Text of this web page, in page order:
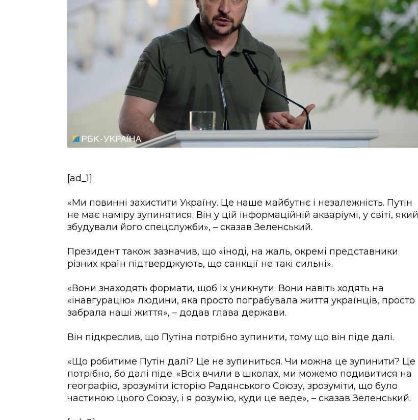
[ad_1]
«Ми повинні захистити Україну. Це наше майбутнє і незалежність. Путін
не має наміру зупинятися. Він у цій інформаційній акваріумі, у світі, який
збудували його спецслужби», – сказав Зеленський.
Президент також зазначив, що «іноді, на жаль, окремі представники
різних країн підтверджують, що санкції не такі сильні».
«Вони знаходять формати, щоб їх уникнути. Вони навіть ходять на
«інавгурацію» людини, яка просто пограбувала життя українців, просто
забрала наші життя», – додав глава держави.
Він підкреслив, що Путіна потрібно зупинити, тому що він піде далі.
«Що робитиме Путін далі? Це не зупиниться. Чи можна це зупинити? Це
потрібно, бо далі піде. «Всіх вчили в школах, ми можемо подивитися на
географію, зрозуміти історію Радянського Союзу, зрозуміти, що було
частиною цього Союзу, і я розумію, куди це веде», – сказав Зеленський.